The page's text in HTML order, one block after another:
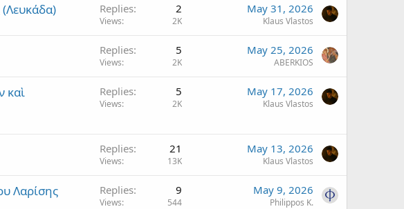
Replies 2
Views 2K
May 31, 2026
Klaus Vlastos
Replies 5
Views 2K
May 25, 2026
ABERKIOS
καὶ
Replies 5
Views 2K
May 17, 2026
Klaus Vlastos
Replies 21
Views 13K
May 13, 2026
Klaus Vlastos
Λαρίσης Replies 9
Views 544
May 9, 2026
Philippos K.